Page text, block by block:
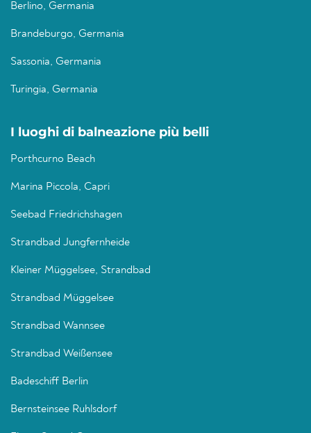
Berlino, Germania
Brandeburgo, Germania
Sassonia, Germania
Turingia, Germania
I luoghi di balneazione più belli
Porthcurno Beach
Marina Piccola, Capri
Seebad Friedrichshagen
Strandbad Jungfernheide
Kleiner Müggelsee, Strandbad
Strandbad Müggelsee
Strandbad Wannsee
Strandbad Weißensee
Badeschiff Berlin
Bernsteinsee Ruhlsdorf